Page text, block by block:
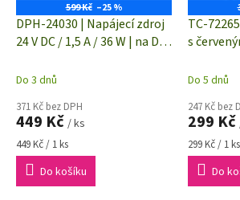
599 Kč –25 %
DPH-24030 | Napájecí zdroj
24 V DC / 1,5 A / 36 W | na DIN
Do 3 dnů
371 Kč bez DPH
449 Kč / ks
Měrná
cena:
449 Kč / 1 ks
Do košíku
TC-
s
12 V/DC
Do 5 dnů
247 Kč bez
299 Kč
Měrná
cena:
299 Kč / 1 ks
Do